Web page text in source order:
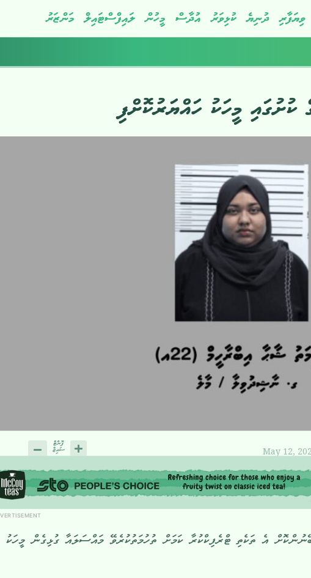
ވިޔަފާރި ދުނިޔެ ކުޅިވަރު އުދާސް މީހުން ލައިފްސްޓައިލް މަންޒަރު
މީހަކު ހައްޔަރުކޮށްފި
May 12,
އެ ތަކެތި ޓްރެފިކްކުރާ ކަމަށް ތުހުމަތުކުރެވޭ މައްސަލައާ ގުޅިގެން މީހަކު